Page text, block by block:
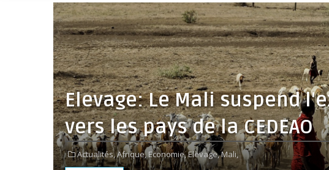
Elevage: Le Mali suspend
vers les pays de la CEDEAO
Actualités,Afrique,Economie,Elevage,Mali,